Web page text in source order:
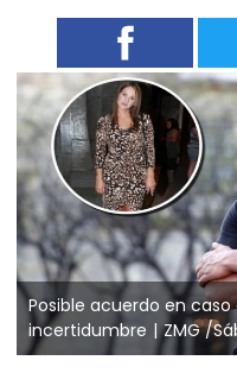
Posible acuerdo en caso
incertidumbre
ZMG /